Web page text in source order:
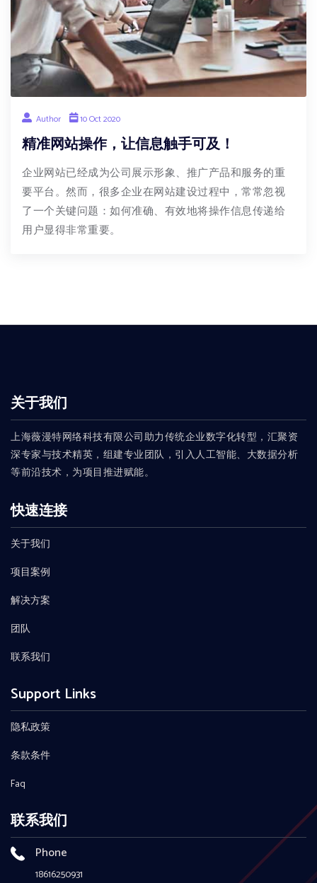
Author 10 Oct 2020
精准网站操作，让信息触手可及！
企业网站已经成为公司展示形象、推广产品和服务的重
要平台。然而，很多企业在网站建设过程中，常常忽视
了一个关键问题：如何准确、有效地将操作信息传递给
用户显得非常重要。
关于我们
上海薇漫特网络科技有限公司助力传统企业数字化转型，汇聚资
深专家与技术精英，组建专业团队，引入人工智能、大数据分析
等前沿技术，为项目推进赋能。
快速连接
关于我们
项目案例
解决方案
团队
联系我们
Support Links
隐私政策
条款条件
Faq
联系我们
Phone
18616250931